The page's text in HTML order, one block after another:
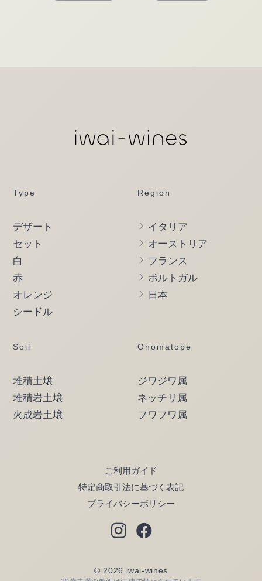
Type
デザート
セット
白
赤
オレンジ
シードル
Region
イタリア
オーストリア
フランス
ポルトガル
日本
Soil
堆積土壌
堆積岩土壌
火成岩土壌
Onomatope
ジワジワ属
ネッチリ属
フワフワ属
ご利用ガイド
特定商取引法に基づく表記
プライバシーポリシー
© 2026 iwai-wines